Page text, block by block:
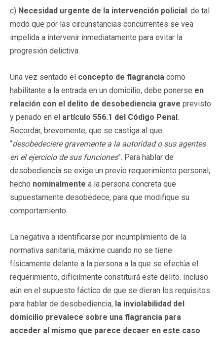
c) Necesidad urgente de la intervención policial: de tal
modo que por las circunstancias concurrentes se vea
impelida a intervenir inmediatamente para evitar la
progresión delictiva.
Una vez sentado el concepto de flagrancia como
habilitante a la entrada en un domicilio, debe ponerse en
relación con el delito de desobediencia grave previsto
y penado en el artículo 556.1 del Código Penal.
Recordar, brevemente, que se castiga al que
“desobedeciere gravemente a la autoridad o sus agentes
en el ejercicio de sus funciones”. Para hablar de
desobediencia se exige un previo requerimiento personal,
hecho nominalmente a la persona concreta que
supuestamente desobedece, para que modifique su
comportamiento.
La negativa a identificarse por incumplimiento de la
normativa sanitaria, máxime cuando no se tiene
físicamente delante a la persona a la que se efectúa el
requerimiento, difícilmente constituirá este delito. Incluso
aún en el supuesto fáctico de que se dieran los requisitos
para hablar de desobediencia, la inviolabilidad del
domicilio prevalece sobre una flagrancia para
acceder al mismo que parece decaer en este caso: